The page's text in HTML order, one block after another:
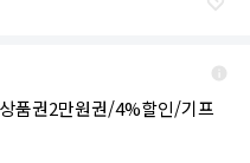
품권2만원권/4%할인/기프